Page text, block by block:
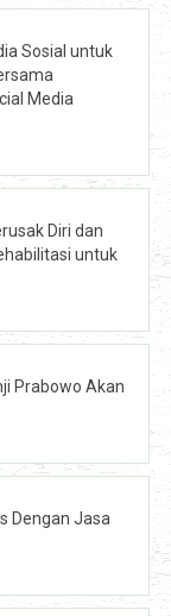
Sosial untuk
Media
Diri dan
untuk
Prabowo Akan
Dengan Jasa